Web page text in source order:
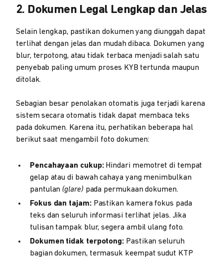
2. Dokumen Legal Lengkap dan Jelas
Selain lengkap, pastikan dokumen yang diunggah dapat
terlihat dengan jelas dan mudah dibaca. Dokumen yang
blur, terpotong, atau tidak terbaca menjadi salah satu
penyebab paling umum proses KYB tertunda maupun
ditolak.
Sebagian besar penolakan otomatis juga terjadi karena
sistem secara otomatis tidak dapat membaca teks
pada dokumen. Karena itu, perhatikan beberapa hal
berikut saat mengambil foto dokumen:
Pencahayaan cukup: Hindari memotret di tempat
gelap atau di bawah cahaya yang menimbulkan
pantulan(glare) pada permukaan dokumen.
Fokus dan tajam: Pastikan kamera fokus pada
teks dan seluruh informasi terlihat jelas. Jika
tulisan tampak blur, segera ambil ulang foto.
Dokumen tidak terpotong: Pastikan seluruh
bagian dokumen, termasuk keempat sudut KTP